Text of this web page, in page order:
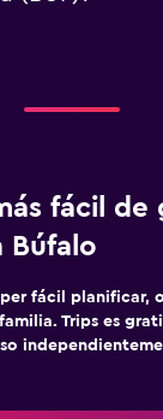
fácil de
Búfalo
fácil planificar,
Trips es